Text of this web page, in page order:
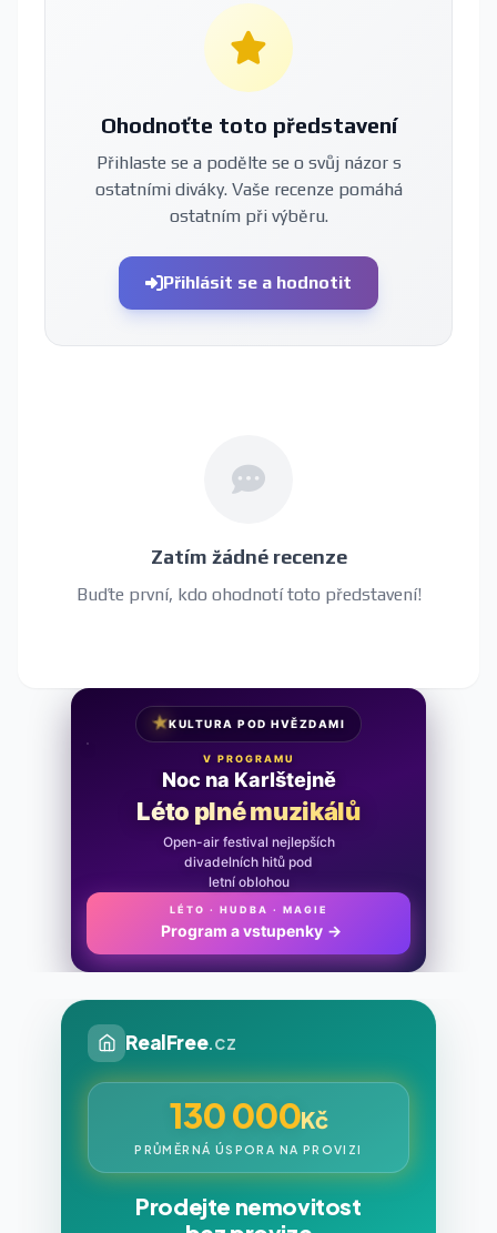
Ohodnoťte toto představení
Přihlaste se a podělte se o svůj názor s
ostatními diváky. Vaše recenze pomáhá
ostatním při výběru.
Přihlásit se a hodnotit
Zatím žádné recenze
Buďte první, kdo ohodnotí toto představení!
★KULTURA POD HVĚZDAMI
V PROGRAMU
Noc na Karlštejně
Léto plné muzikálů
Open-air festival nejlepších
divadelních hitů pod
letní oblohou
LÉTO · HUDBA · MAGIE
Program a vstupenky→
RealFree.cz
130 000Kč
PRŮMĚRNÁ ÚSPORA NA PROVIZI
Prodejte nemovitost